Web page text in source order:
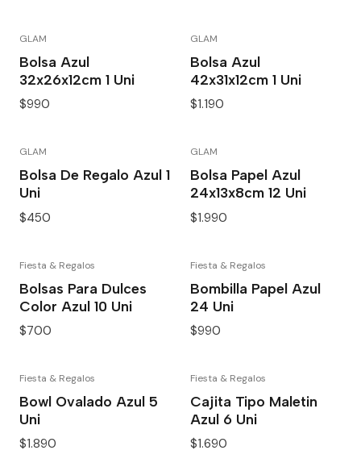
GLAM
Bolsa Azul
32x26x12cm 1 Uni
$990
GLAM
Bolsa Azul
42x31x12cm 1 Uni
$1.190
GLAM
Bolsa De Regalo Azul 1
Uni
$450
GLAM
Bolsa Papel Azul
24x13x8cm 12 Uni
$1.990
Fiesta & Regalos
Bolsas Para Dulces
Color Azul 10 Uni
$700
Fiesta & Regalos
Bombilla Papel Azul
24 Uni
$990
Fiesta & Regalos
Bowl Ovalado Azul 5
Uni
$1.890
Fiesta & Regalos
Cajita Tipo Maletin
Azul 6 Uni
$1.690